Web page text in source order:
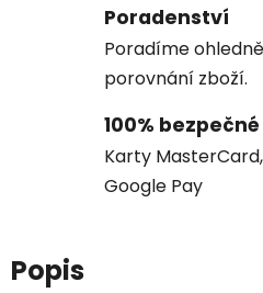
Poradenství
Poradíme
porovnání zboží.
100%
Karty
Google Pay
Popis